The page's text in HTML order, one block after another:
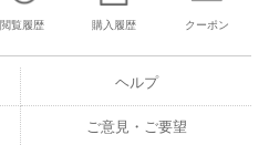
閲覧履歴 購入履歴 クーポン
ヘルプ
ご意見・ご要望